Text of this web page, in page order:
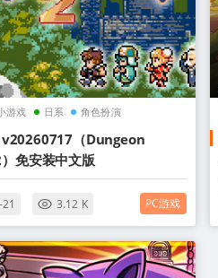
游戏 日系 角色扮演
v20260717（Dungeon
免安装中文版
3.12 K PC游戏